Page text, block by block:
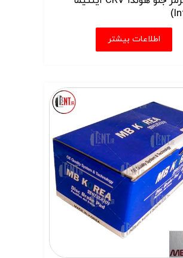
اطلاعات بیشتر